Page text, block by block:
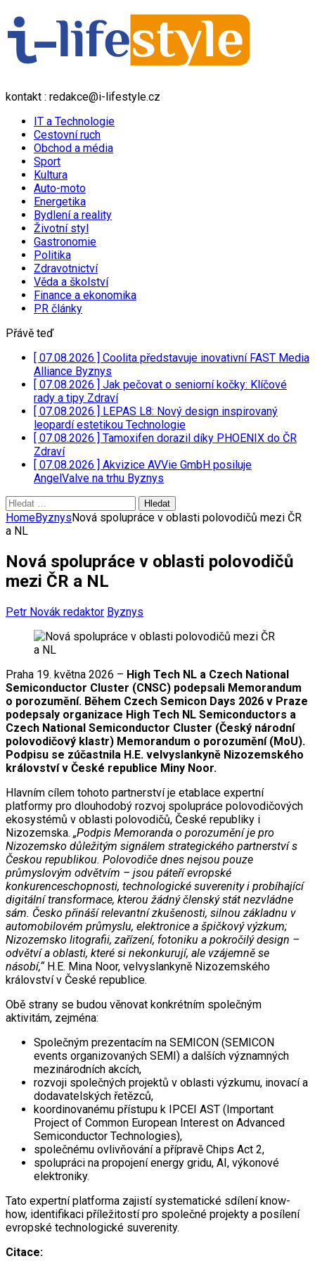
kontakt : redakce@i-lifestyle.cz
IT a Technologie
Cestovní ruch
Obchod a média
Sport
Kultura
Auto-moto
Energetika
Bydlení a reality
Životní styl
Gastronomie
Politika
Zdravotnictví
Věda a školství
Finance a ekonomika
PR články
Přávě teď
[ 07.08.2026 ] Coolita představuje inovativní FAST Media
Alliance Byznys
[ 07.08.2026 ] Jak pečovat o seniorní kočky: Klíčové
rady a tipy Zdraví
[ 07.08.2026 ] LEPAS L8: Nový design inspirovaný
leopardí estetikou Technologie
[ 07.08.2026 ] Tamoxifen dorazil díky PHOENIX do ČR
Zdraví
[ 07.08.2026 ] Akvizice AVVie GmbH posiluje
AngelValve na trhu Byznys
Vyhledávání
HomeByznysNová spolupráce v oblasti polovodičů mezi ČR
a NL
Nová spolupráce v oblasti polovodičů
mezi ČR a NL
Petr Novák redaktor Byznys
Praha 19. května 2026 – High Tech NL a Czech National
Semiconductor Cluster (CNSC) podepsali Memorandum
o porozumění. Během Czech Semicon Days 2026 v Praze
podepsaly organizace High Tech NL Semiconductors a
Czech National Semiconductor Cluster (Český národní
polovodičový klastr) Memorandum o porozumění (MoU).
Podpisu se zúčastnila H.E. velvyslankyně Nizozemského
království v České republice Miny Noor.
Hlavním cílem tohoto partnerství je etablace expertní
platformy pro dlouhodobý rozvoj spolupráce polovodičových
ekosystémů v oblasti polovodičů, České republiky i
Nizozemska. „Podpis Memoranda o porozumění je pro
Nizozemsko důležitým signálem strategického partnerství s
Českou republikou. Polovodiče dnes nejsou pouze
průmyslovým odvětvím – jsou páteří evropské
konkurenceschopnosti, technologické suverenity i probíhající
digitální transformace, kterou žádný členský stát nezvládne
sám. Česko přináší relevantní zkušenosti, silnou základnu v
automobilovém průmyslu, elektronice a špičkový výzkum;
Nizozemsko litografii, zařízení, fotoniku a pokročilý design –
odvětví a oblasti, které si nekonkurují, ale vzájemně se
násobí,“ H.E. Mina Noor, velvyslankyně Nizozemského
království v České republice.
Obě strany se budou věnovat konkrétním společným
aktivitám, zejména:
Společným prezentacím na SEMICON (SEMICON
events organizovaných SEMI) a dalších významných
mezinárodních akcích,
rozvoji společných projektů v oblasti výzkumu, inovací a
dodavatelských řetězců,
koordinovanému přístupu k IPCEI AST (Important
Project of Common European Interest on Advanced
Semiconductor Technologies),
společnému ovlivňování a přípravě Chips Act 2,
spolupráci na propojení energy gridu, AI, výkonové
elektroniky.
Tato expertní platforma zajistí systematické sdílení know-
how, identifikaci příležitostí pro společné projekty a posílení
evropské technologické suverenity.
Citace: